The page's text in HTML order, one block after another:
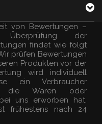
von Bewertungen –
Überprüfung der
findet wie folgt
prüfen Bewertungen
Produkten vor der
wird individuell
ein Verbraucher
die Waren oder
uns erworben hat.
frühestens nach 24